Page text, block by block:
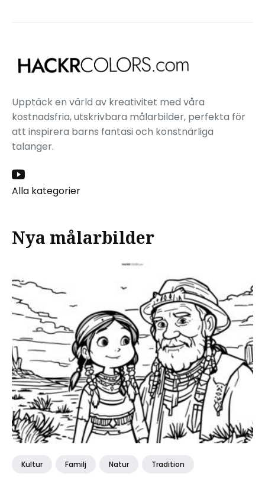
Upptäck en värld av kreativitet med våra
kostnadsfria, utskrivbara målarbilder, perfekta för
att inspirera barns fantasi och konstnärliga
talanger.
Alla kategorier
Nya målarbilder
Kultur Familj Natur Tradition